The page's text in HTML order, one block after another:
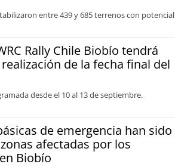
entre 439 y 685 terrenos con potencial
Rally Chile Biobío tendrá
de la fecha final del
desde el 10 al 13 de septiembre.
de emergencia han sido
afectadas por los
Biobío